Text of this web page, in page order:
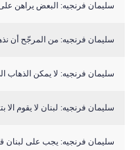
سليمان فرنجيه: البعض يراهن
سليمان فرنجيه: من المرجّح أن
سليمان ‏فرنجيه: لا يمكن الذهاب
سليمان ‏فرنجيه: لبنان لا يقوم الا
سليمان فرنجيه: يجب على لبنان